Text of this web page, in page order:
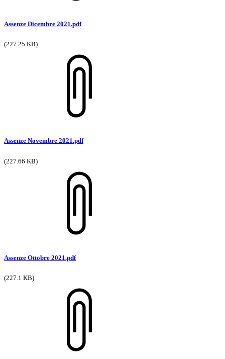
Assenze Dicembre 2021.pdf
(227.25 KB)
Assenze Novembre 2021.pdf
(227.66 KB)
Assenze Ottobre 2021.pdf
(227.1 KB)